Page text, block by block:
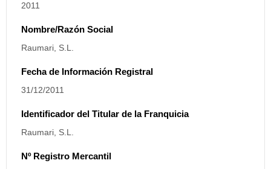
2011
Nombre/Razón Social
Raumari, S.L.
Fecha de Información Registral
31/12/2011
Identificador del Titular de la Franquicia
Raumari, S.L.
Nº Registro Mercantil